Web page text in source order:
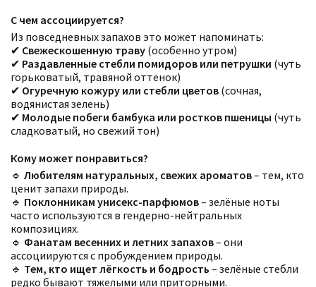
С чем ассоциируется?
Из повседневных запахов это может напоминать:
✔ Свежескошенную траву (особенно утром)
✔ Раздавленные стебли помидоров или петрушки (чуть
горьковатый, травяной оттенок)
✔ Огуречную кожуру или стебли цветов (сочная,
водянистая зелень)
✔ Молодые побеги бамбука или ростков пшеницы (чуть
сладковатый, но свежий тон)
Кому может понравиться?
🔹 Любителям натуральных, свежих ароматов– тем, кто
ценит запахи природы.
🔹 Поклонникам унисекс-парфюмов– зелёные ноты
часто используются в гендерно-нейтральных
композициях.
🔹 Фанатам весенних и летних запахов– они
ассоциируются с пробуждением природы.
🔹 Тем, кто ищет лёгкость и бодрость – зелёные стебли
редко бывают тяжелыми или приторными.